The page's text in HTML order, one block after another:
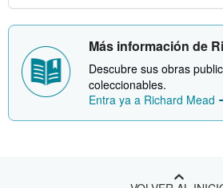
Más información de
Descubre sus obras
coleccionables.
Entra ya a Richard Mead